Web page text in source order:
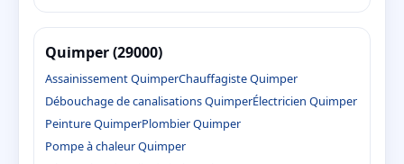
Quimper (29000)
Assainissement QuimperChauffagiste Quimper
Débouchage de canalisations QuimperÉlectricien Quimper
Peinture QuimperPlombier Quimper
Pompe à chaleur Quimper